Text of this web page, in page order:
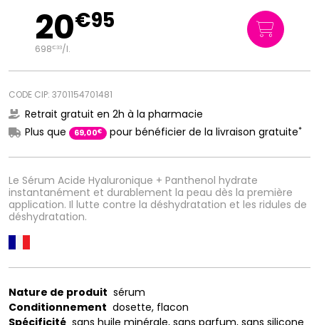
Le Sérum Acide Hyaluronique + Panthenol hydrate
instantanément et durablement la peau dès la première
application. Il lutte contre la déshydratation et les ridules de
déshydratation.
20€95
698€33/l.
CODE CIP: 3701154701481
Retrait gratuit en 2h à la pharmacie
Plus que
69,00€ pour bénéficier de la livraison gratuite*
Nature de produit sérum
Conditionnement dosette, flacon
Spécificité sans huile minérale, sans parfum, sans silicone